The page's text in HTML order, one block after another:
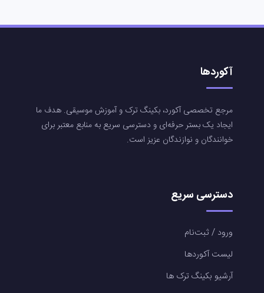
آکوردها
مرجع تخصصی آکورد، بکینگ ترک و آموزش موسیقی. هدف ما
ایجاد یک بستر حرفه‌ای و دسترسی سریع به منابع معتبر برای
خوانندگان و نوازندگان عزیز است.
دسترسی سریع
ورود / ثبت‌نام
لیست آکوردها
آرشیو بکینگ ترک ها